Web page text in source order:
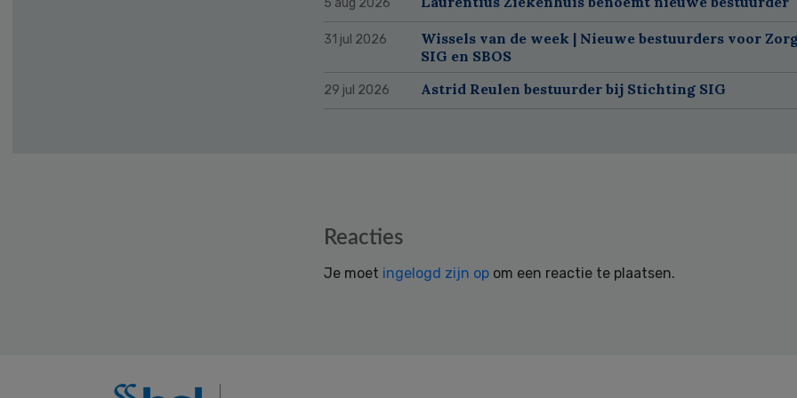
5 aug 2026
31 jul 2026
Wissels van de week | Nieuwe bestuurders voor
SIG en SBOS
29 jul 2026 Astrid Reulen bestuurder bij Stichting SIG
Reacties
Je moet ingelogd zijn op om een reactie te plaatsen.